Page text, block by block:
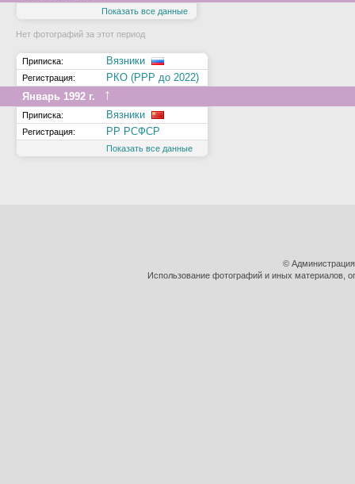
Показать все данные
Нет фотографий за этот период
Приписка: Вязники
Регистрация:
РКО (РРР до 2022)
Январь 1992 г.
↑
Приписка: Вязники
Регистрация: РР РСФСР
Показать все данные
©
Использование фотографий и иных материалов,